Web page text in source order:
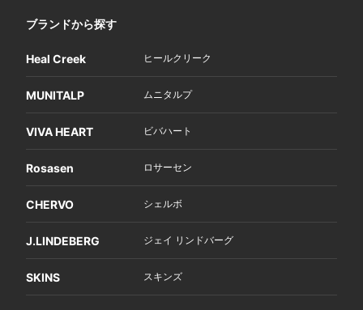
ブランドから探す
Heal Creek ヒールクリーク
MUNITALP ムニタルプ
VIVA HEART ビバハート
Rosasen ロサーセン
CHERVO シェルボ
J.LINDEBERG ジェイ リンドバーグ
SKINS スキンズ